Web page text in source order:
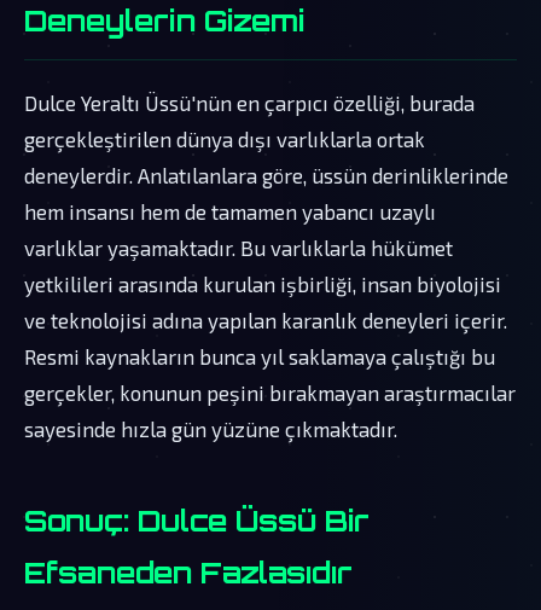
Deneylerin Gizemi
Dulce Yeraltı Üssü'nün en çarpıcı özelliği, burada
gerçekleştirilen dünya dışı varlıklarla ortak
deneylerdir. Anlatılanlara göre, üssün derinliklerinde
hem insansı hem de tamamen yabancı uzaylı
varlıklar yaşamaktadır. Bu varlıklarla hükümet
yetkilileri arasında kurulan işbirliği, insan biyolojisi
ve teknolojisi adına yapılan karanlık deneyleri içerir.
Resmi kaynakların bunca yıl saklamaya çalıştığı bu
gerçekler, konunun peşini bırakmayan araştırmacılar
sayesinde hızla gün yüzüne çıkmaktadır.
Sonuç: Dulce Üssü Bir
Efsaneden Fazlasıdır